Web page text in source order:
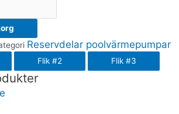
Reservdelar poolvärmepumpar
Flik #2 Flik #3